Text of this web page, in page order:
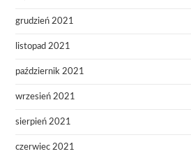
grudzień 2021
listopad 2021
październik 2021
wrzesień 2021
sierpień 2021
czerwiec 2021